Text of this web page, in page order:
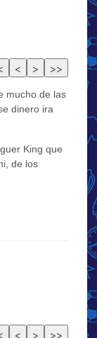
mucho de las
dinero ira
King que
de los